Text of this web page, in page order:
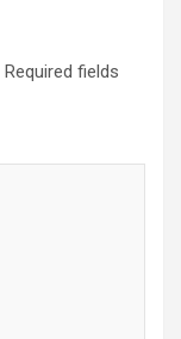
Required fields